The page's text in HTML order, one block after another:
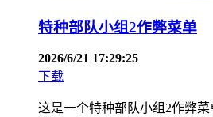
特种部队小组2作弊菜单
2026/6/21 17:29:25
下载
这是一个特种部队小组2作弊菜